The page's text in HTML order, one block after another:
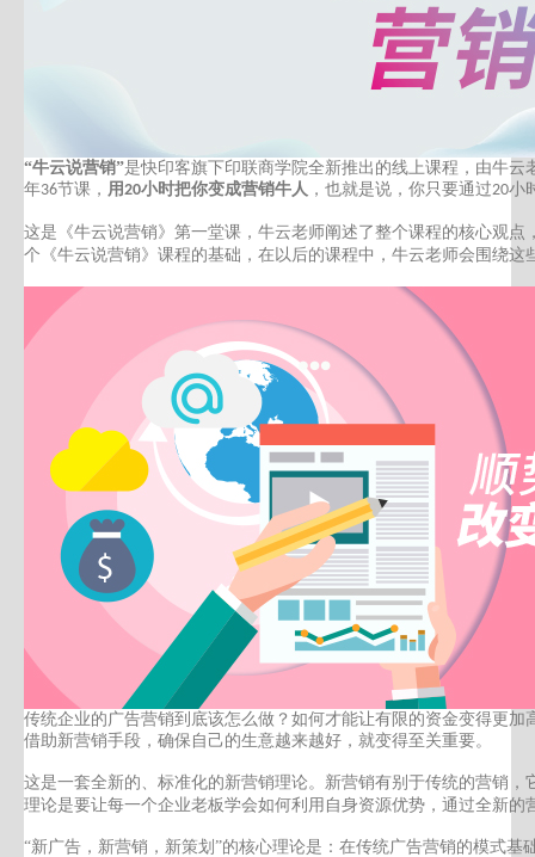
“牛云说营销”是快印客旗下印联商学院全新推出的线上课程，由牛云
年36节课， 用20小时把你变成营销牛人 ，也就是说，你只要通过20小
这是 《牛云说营销》第一堂课，牛云老师阐述了整个课程的核心观点
个 《牛云说营销》课程的基础，在以后的课程中，牛云老师会围绕
传统企业的广告营销到底该怎么做？ 如何才能让有限的资金变得更加
借助新营销手段，确保自己的生意越来越好，就变得至关重要。
这是一套全新的、标准化的新营销理论。新营销有别于传统的营销
理论是要让每一个企业老板学会如何利用自身资源优势， 通过全新的
“新广告，新营销，新策划”的核心理论是：在传统广告营销的模式